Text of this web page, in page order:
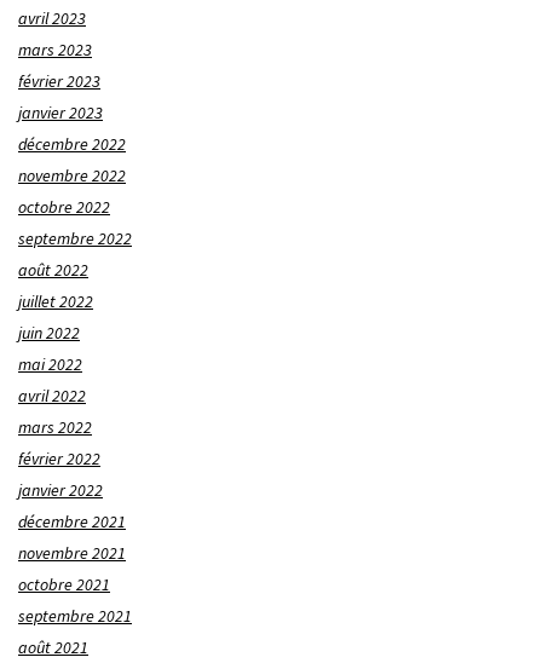
avril 2023
mars 2023
février 2023
janvier 2023
décembre 2022
novembre 2022
octobre 2022
septembre 2022
août 2022
juillet 2022
juin 2022
mai 2022
avril 2022
mars 2022
février 2022
janvier 2022
décembre 2021
novembre 2021
octobre 2021
septembre 2021
août 2021